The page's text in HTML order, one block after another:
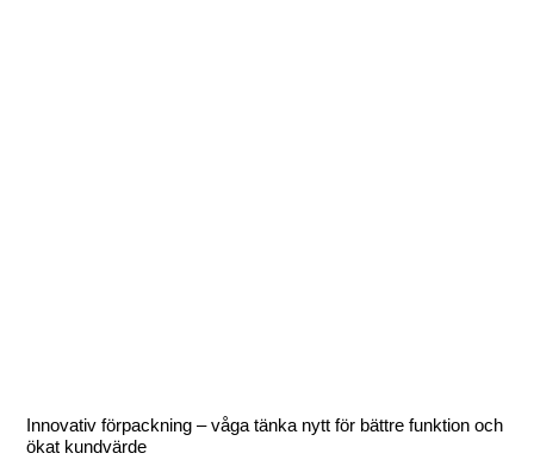
Innovativ förpackning – våga tänka nytt för bättre funktion och
ökat kundvärde